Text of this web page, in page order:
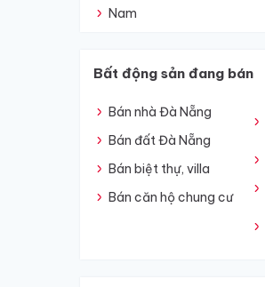
Nam
Bất động sản đang bán
Bán nhà Đà Nẵng
Bán đất Đà Nẵng
Bán biệt thự, villa
Bán căn hộ chung cư